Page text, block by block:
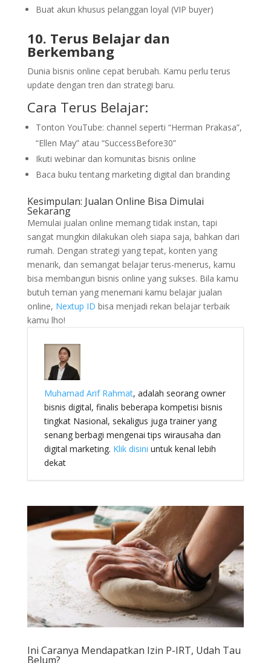
Buat akun khusus pelanggan loyal (VIP buyer)
10. Terus Belajar dan
Berkembang
Dunia bisnis online cepat berubah. Kamu perlu terus
update dengan tren dan strategi baru.
Cara Terus Belajar:
Tonton YouTube: channel seperti “Herman Prakasa”,
“Ellen May” atau “SuccessBefore30”
Ikuti webinar dan komunitas bisnis online
Baca buku tentang marketing digital dan branding
Kesimpulan: Jualan Online Bisa Dimulai
Sekarang
Memulai jualan online memang tidak instan, tapi
sangat mungkin dilakukan oleh siapa saja, bahkan dari
rumah. Dengan strategi yang tepat, konten yang
menarik, dan semangat belajar terus-menerus, kamu
bisa membangun bisnis online yang sukses. Bila kamu
butuh teman yang menemani kamu belajar jualan
online, Nextup ID bisa menjadi rekan belajar terbaik
kamu lho!
Muhamad Arif Rahmat, adalah seorang owner
bisnis digital, finalis beberapa kompetisi bisnis
tingkat Nasional, sekaligus juga trainer yang
senang berbagi mengenai tips wirausaha dan
digital marketing. Klik disini untuk kenal lebih
dekat
Ini Caranya Mendapatkan Izin P-IRT, Udah Tau
Belum?